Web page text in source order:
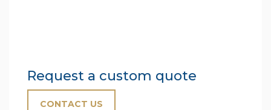
Request a custom quote
CONTACT US